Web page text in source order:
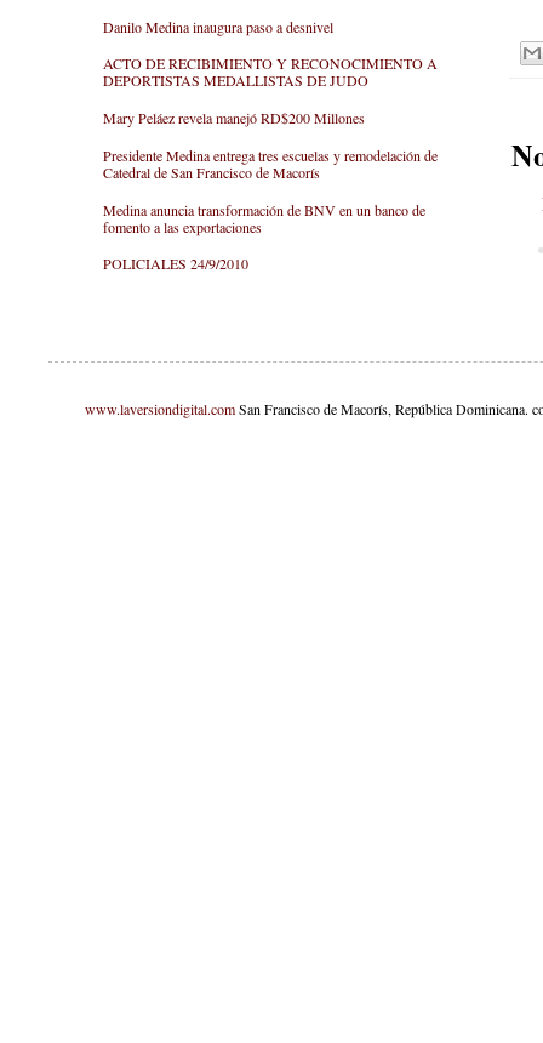
Danilo Medina inaugura paso a desnivel
ACTO DE RECIBIMIENTO Y RECONOCIMIENTO A
DEPORTISTAS MEDALLISTAS DE JUDO
Mary Peláez revela manejó RD$200 Millones
Presidente Medina entrega tres escuelas y remodelación de
Catedral de San Francisco de Macorís
Medina anuncia transformación de BNV en un banco de
fomento a las exportaciones
POLICIALES 24/9/2010
www.laversiondigital.comSan Francisco de Macorís, República Dominicana.